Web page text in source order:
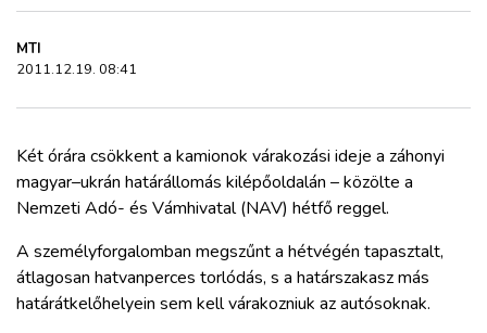
REPÜLÉS
KÖZLEKEDÉSFEJLESZTÉS
ELLÁTÁSI LÁNC
HAJÓZÁS
MTI
2011.12.19. 08:41
Két órára csökkent a kamionok várakozási ideje a záhonyi
magyar–ukrán határállomás kilépőoldalán – közölte a
Nemzeti Adó- és Vámhivatal (NAV) hétfő reggel.
A személyforgalomban megszűnt a hétvégén tapasztalt,
átlagosan hatvanperces torlódás, s a határszakasz más
határátkelőhelyein sem kell várakozniuk az autósoknak.